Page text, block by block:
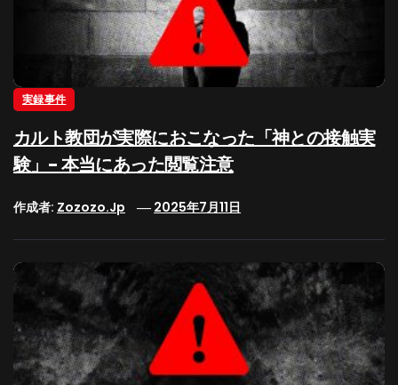
実録事件
カルト教団が実際におこなった「神との接触実
験」- 本当にあった閲覧注意
作成者: Zozozo.jp 2025年7月11日